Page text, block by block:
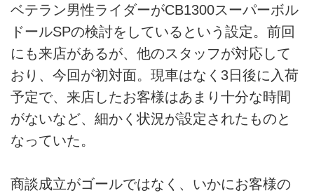
ベテラン男性ライダーがCB1300スーパーボル
ドールSPの検討をしているという設定。前回
にも来店があるが、他のスタッフが対応して
おり、今回が初対面。現車はなく3日後に入荷
予定で、来店したお客様はあまり十分な時間
がないなど、細かく状況が設定されたものと
なっていた。
商談成立がゴールではなく、いかにお客様の